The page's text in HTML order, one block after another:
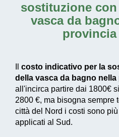
sostituzione
vasca da
provincia
costo indicativo per la
della vasca da bagno
all'incirca partire dai 1800€
2800 €, ma bisogna sempre
città del Nord i costi sono
applicati al Sud.